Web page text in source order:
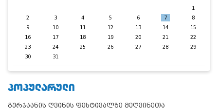
1
2
3 4 5 6 7
8
9
10 11 12 13 14
15
16
17 18 19 20 21
22
23
24 25 26 27 28
29
30
31
ᲞᲝᲞᲣᲚᲐᲠᲣᲚᲘ
გურჯაანის ღვინის ფესტივალზე მეღვინეთა